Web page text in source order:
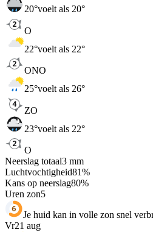
20°voelt als 20°
O
22°voelt als 22°
ONO
25°voelt als 26°
ZO
23°voelt als 22°
O
Neerslag totaal3 mm
Luchtvochtigheid81%
Kans op neerslag80%
Uren zon5
Je huid kan in volle zon snel
Vr21 aug